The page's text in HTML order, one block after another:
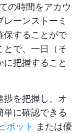
の時間をアカウ
ーンストーミ
保することがで
とで、一日（そ
に把握すること
捗を把握し、オ
単に確認できる
ボット または優